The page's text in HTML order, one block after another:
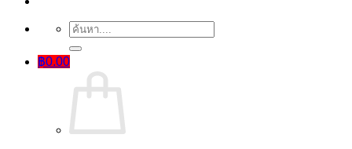
ค้นหา:
฿0.00